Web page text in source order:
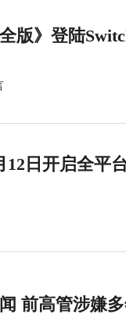
版》登陆
12日开启全平
前高管涉嫌